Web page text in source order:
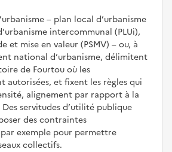
– plan local d’urbanisme
intercommunal (PLUi),
et mise en valeur (PSMV) – ou, à
national d’urbanisme, délimitent
de Fourtou où les
autorisées, et fixent les règles qui
alignement par rapport à la
servitudes d’utilité publique
des contraintes
exemple pour permettre
collectifs.